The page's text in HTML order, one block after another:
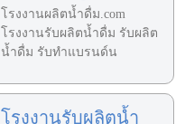
โรงงานผลิตน้ำดื่ม.com
โรงงานรับผลิตน้ำดื่ม รับผลิต
น้ำดื่ม รับทำแบรนด์น
โรงงานรับผลิตน้ำ